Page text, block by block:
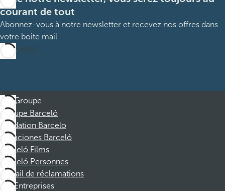
courant de tout
Abonnez-vous à notre newsletter et recevez nos offres dans
votre boite mail
M’abonner
Groupe
Groupe Barceló
Fondation Barcelo
Vacaciones Barceló
Barceló Films
Barceló Personnes
Portail de réclamations
Entreprises